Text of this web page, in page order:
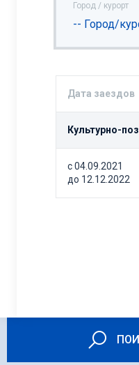
-- Город/
Город / курорт
Дата заездов
Культурно-
с 04.09.2021
до 12.12.2022